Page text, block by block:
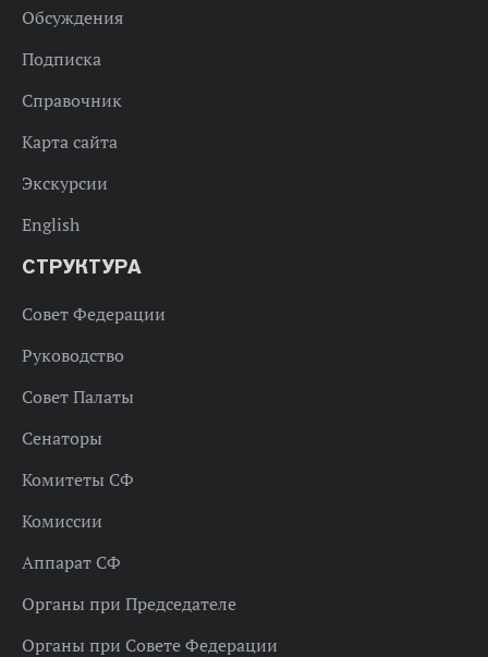
Обсуждения
Подписка
Справочник
Карта сайта
Экскурсии
English
СТРУКТУРА
Совет Федерации
Руководство
Совет Палаты
Сенаторы
Комитеты СФ
Комиссии
Аппарат СФ
Органы при Председателе
Органы при Совете Федерации